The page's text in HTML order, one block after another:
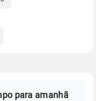
para amanhã